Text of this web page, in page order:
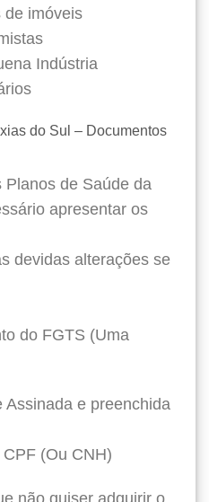
imóveis
Indústria
do Sul – Documentos
de Saúde da
apresentar os
devidas alterações se
do FGTS (Uma
Assinada e preenchida
(Ou CNH)
não quiser adquirir o